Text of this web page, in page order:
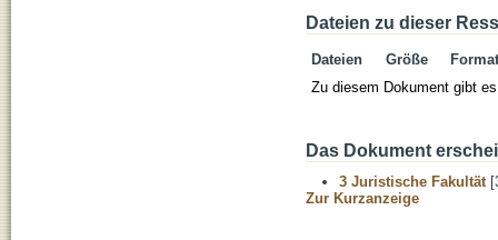
Dateien zu dieser
Dateien Größe
Format
Zu diesem Dokument gibt
Das Dokument
3 Juristische Fakultät
Zur Kurzanzeige